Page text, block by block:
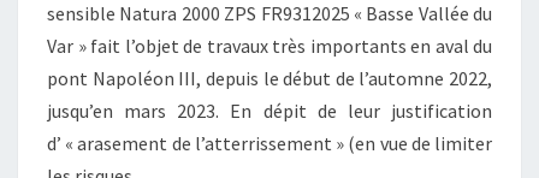
sensible Natura 2000 ZPS FR9312025 « Basse Vallée du
Var » fait l’objet de travaux très importants en aval du
pont Napoléon III, depuis le début de l’automne 2022,
jusqu’en mars 2023. En dépit de leur justification
d’ « arasement de l’atterrissement » (en vue de limiter